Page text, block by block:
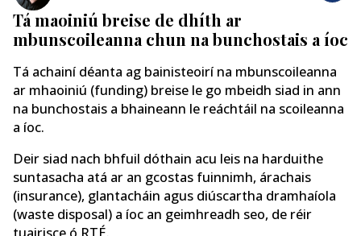
Tá maoiniú breise de dhíth ar
mbunscoileanna chun na bunchostais a íoc
Tá achainí déanta ag bainisteoirí na mbunscoileanna
ar mhaoiniú (funding) breise le go mbeidh siad in ann
na bunchostais a bhaineann le reáchtáil na scoileanna
a íoc.
Deir siad nach bhfuil dóthain acu leis na harduithe
suntasacha atá ar an gcostas fuinnimh, árachais
(insurance), glantacháin agus diúscartha dramhaíola
(waste disposal) a íoc an geimhreadh seo, de réir